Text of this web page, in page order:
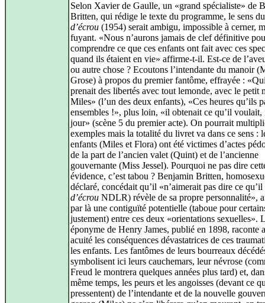
Selon Xavier de Gaulle, un «grand spécialiste» de
Britten, qui rédige le texte du programme, le sens
d’écrou (1954) serait ambigu, impossible à cerner,
fuyant. «Nous n’aurons jamais de clef définitive
comprendre ce que ces enfants ont fait avec ces
quand ils étaient en vie» affirme-t-il. Est-ce de
ou autre chose ? Ecoutons l’intendante du manoir
Grose) à propos du premier fantôme, effrayée :
prenait des libertés avec tout lemonde, avec le petit
Miles» (l’un des deux enfants), «Ces heures qu’ils
ensembles !», plus loin, «il obtenait ce qu’il voulait,
jour» (scène 5 du premier acte). On pourrait
exemples mais la totalité du livret va dans ce sens :
enfants (Miles et Flora) ont été victimes d’actes
de la part de l’ancien valet (Quint) et de l’ancienne
gouvernante (Miss Jessel). Pourquoi ne pas dire
évidence, c’est tabou ? Benjamin Britten,
déclaré, concédait qu’il «n’aimerait pas dire ce qu’il
d’écrou NDLR) révèle de sa propre personnalité»,
par là une contiguïté potentielle (taboue pour
justement) entre ces deux «orientations sexuelles».
éponyme de Henry James, publié en 1898, raconte
acuité les conséquences dévastatrices de ces
les enfants. Les fantômes de leurs bourreaux
symbolisent ici leurs cauchemars, leur névrose
Freud le montrera quelques années plus tard) et,
même temps, les peurs et les angoisses (devant ce
pressentent) de l’intendante et de la nouvelle